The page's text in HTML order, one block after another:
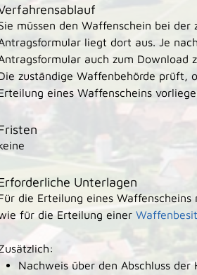
müssen den Waffenschein bei
liegt dort aus. Je
auch zum Download
zuständige Waffenbehörde prüft,
eines Waffenscheins
Unterlagen
die Erteilung eines
für die Erteilung einer
Nachweis über den Abschluss